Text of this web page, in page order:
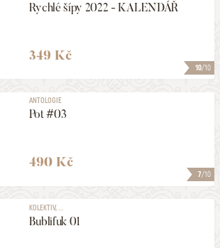
10/10
Rychlé šípy 2022 - KALENDÁŘ
349 Kč
7/10
ANTOLOGIE
Pot #03
490 Kč
KOLEKTIV, ...
Bublifuk 01